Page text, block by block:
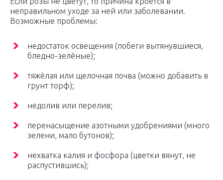
неправильном уходе за ней или заболевании.
Возможные проблемы:
недостаток освещения (побеги вытянувшиеся,
бледно-зелёные);
тяжёлая или щелочная почва (можно добавить в
грунт торф);
недолив или перелив;
перенасыщение азотными удобрениями (много
зелени, мало бутонов);
нехватка калия и фосфора (цветки вянут, не
распустившись);